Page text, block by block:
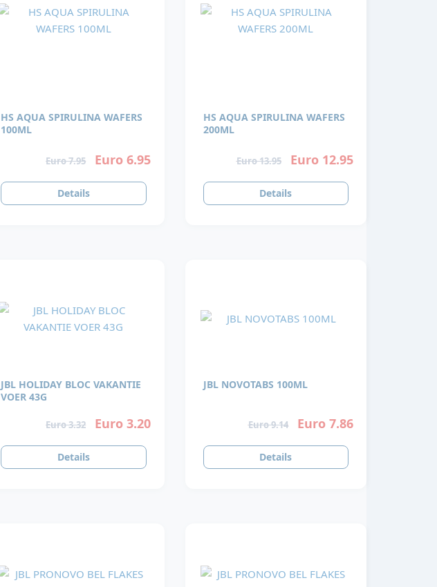
HS AQUA SPIRULINA WAFERS
100ML
Euro 7.95 Euro 6.95
Details
HS AQUA SPIRULINA WAFERS
200ML
Euro 13.95 Euro 12.95
Details
JBL HOLIDAY BLOC VAKANTIE
VOER 43G
Euro 3.32 Euro 3.20
Details
JBL NOVOTABS 100ML
Euro 9.14 Euro 7.86
Details